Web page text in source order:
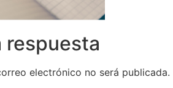
respuesta
electrónico no será publicada.